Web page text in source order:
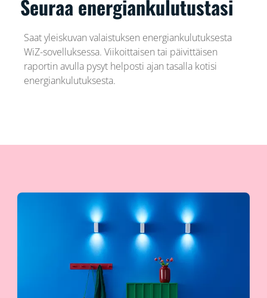
Seuraa energiankulutustasi
Saat yleiskuvan valaistuksen energiankulutuksesta
WiZ-sovelluksessa. Viikoittaisen tai päivittäisen
raportin avulla pysyt helposti ajan tasalla kotisi
energiankulutuksesta.